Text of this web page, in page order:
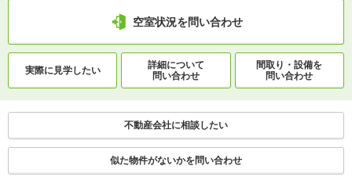
空室状況を問い合わせ
実際に見学したい
詳細について
問い合わせ
間取り・設備を
問い合わせ
不動産会社に相談したい
似た物件がないかを問い合わせ